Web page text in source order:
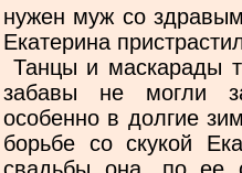
нужен муж со
Екатерина
Танцы и маскарады
забавы не могли
особенно в долгие
борьбе со скукой